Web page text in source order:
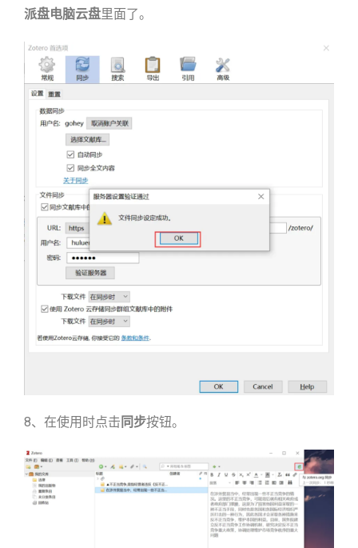
派盘电脑云盘里面了。
8、在使用时点击 同步按钮。